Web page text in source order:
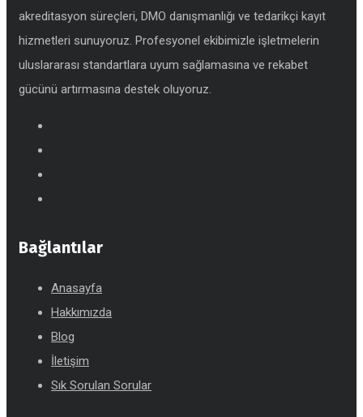
akreditasyon süreçleri, DMO danışmanlığı ve tedarikçi kayıt
hizmetleri sunuyoruz. Profesyonel ekibimizle işletmelerin
uluslararası standartlara uyum sağlamasına ve rekabet
gücünü artırmasına destek oluyoruz.
Bağlantılar
Anasayfa
Hakkımızda
Blog
İletişim
Sık Sorulan Sorular